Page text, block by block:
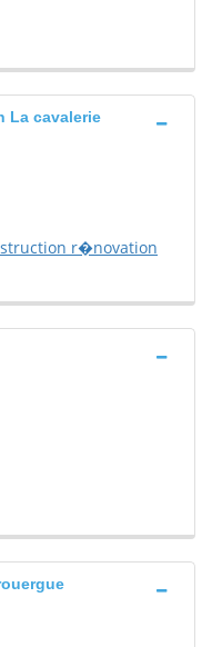
La cavalerie
r�novation